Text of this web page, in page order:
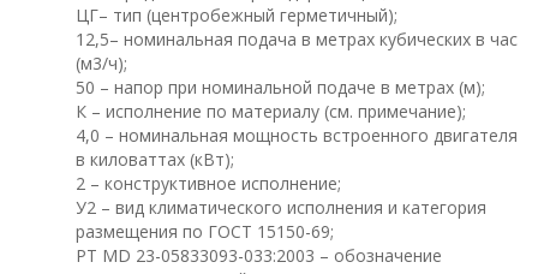
ЦГ– тип (центробежный герметичный);
12,5– номинальная подача в метрах кубических в час
(м3/ч);
50 – напор при номинальной подаче в метрах (м);
К – исполнение по материалу (см. примечание);
4,0 – номинальная мощность встроенного двигателя
в киловаттах (кВт);
2 – конструктивное исполнение;
У2 – вид климатического исполнения и категория
размещения по ГОСТ 15150-69;
РТ МD 23-05833093-033:2003 – обозначение